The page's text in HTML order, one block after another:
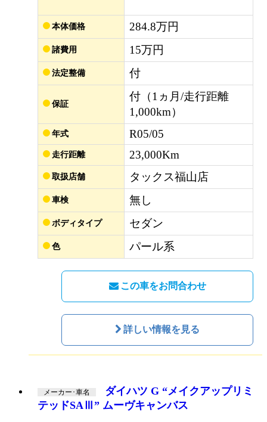
本体価格 284.8万円
諸費用 15万円
法定整備 付
保証
付（1ヵ月/走行距離
1,000km）
年式 R05/05
走行距離 23,000Km
取扱店舗 タックス福山店
車検 無し
ボディタイプ セダン
色 パール系
この車をお問合わせ
詳しい情報を見る
メーカー･車名
ダイハツ G “メイクアップリミ
テッドSAⅢ” ムーヴキャンバス